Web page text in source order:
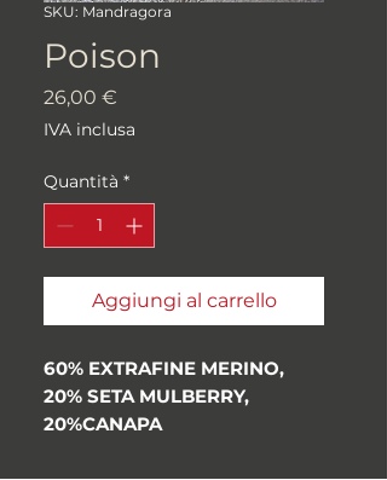
SKU: Mandragora
Poison
26,00 €
IVA inclusa
Quantità *
Aggiungi al carrello
60% EXTRAFINE MERINO,
20% SETA MULBERRY,
20%CANAPA